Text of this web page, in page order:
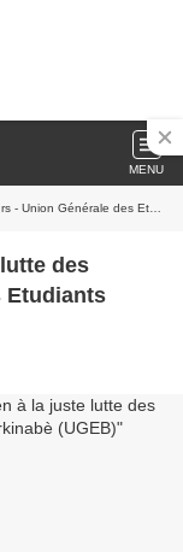
MENU
des Etudiants Burkinabè (UGEB)
des
Etudiants